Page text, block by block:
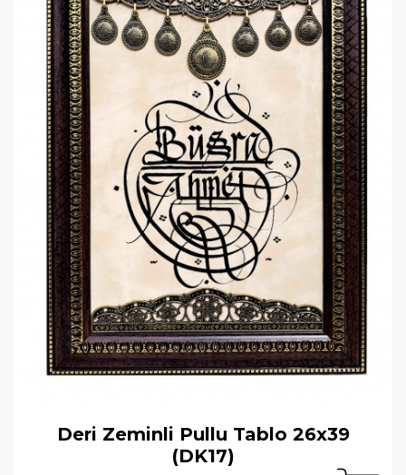
Deri Zeminli Pullu Tablo 26x39
(DK17)